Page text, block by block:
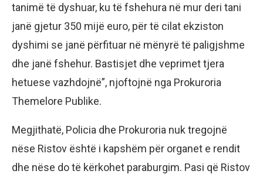
tanimë të dyshuar, ku të fshehura në mur deri tani
janë gjetur 350 mijë euro, për të cilat ekziston
dyshimi se janë përfituar në mënyrë të paligjshme
dhe janë fshehur. Bastisjet dhe veprimet tjera
hetuese vazhdojnë”, njoftojnë nga Prokuroria
Themelore Publike.
Megjithatë, Policia dhe Prokuroria nuk tregojnë
nëse Ristov është i kapshëm për organet e rendit
dhe nëse do të kërkohet paraburgim. Pasi që Ristov